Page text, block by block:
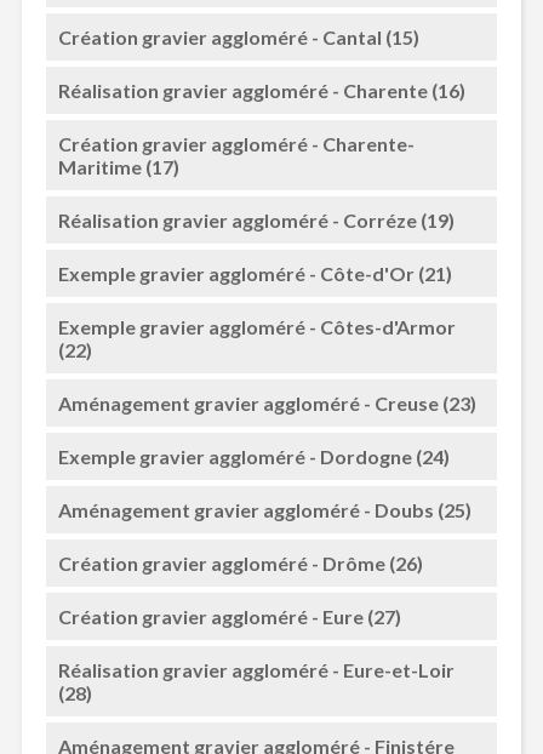
Création gravier aggloméré - Cantal (15)
Réalisation gravier aggloméré - Charente (16)
Création gravier aggloméré - Charente-
Maritime (17)
Réalisation gravier aggloméré - Corréze (19)
Exemple gravier aggloméré - Côte-d'Or (21)
Exemple gravier aggloméré - Côtes-d'Armor
(22)
Aménagement gravier aggloméré - Creuse (23)
Exemple gravier aggloméré - Dordogne (24)
Aménagement gravier aggloméré - Doubs (25)
Création gravier aggloméré - Drôme (26)
Création gravier aggloméré - Eure (27)
Réalisation gravier aggloméré - Eure-et-Loir
(28)
Aménagement gravier aggloméré - Finistére